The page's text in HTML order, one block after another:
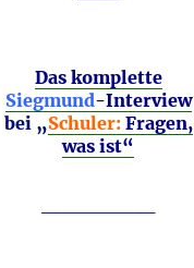
Das komplette
Siegmund-Interview
bei „Schuler: Fragen,
was ist“